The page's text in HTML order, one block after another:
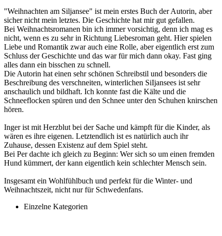
"Weihnachten am Siljansee" ist mein erstes Buch der Autorin, aber
sicher nicht mein letztes. Die Geschichte hat mir gut gefallen.
Bei Weihnachtsromanen bin ich immer vorsichtig, denn ich mag es
nicht, wenn es zu sehr in Richtung Liebesroman geht. Hier spielen
Liebe und Romantik zwar auch eine Rolle, aber eigentlich erst zum
Schluss der Geschichte und das war für mich dann okay. Fast ging
alles dann ein bisschen zu schnell.
Die Autorin hat einen sehr schönen Schreibstil und besonders die
Beschreibung des verschneiten, winterlichen SiIjansees ist sehr
anschaulich und bildhaft. Ich konnte fast die Kälte und die
Schneeflocken spüren und den Schnee unter den Schuhen knirschen
hören.
Inger ist mit Herzblut bei der Sache und kämpft für die Kinder, als
wären es ihre eigenen. Letztendlich ist es natürlich auch ihr
Zuhause, dessen Existenz auf dem Spiel steht.
Bei Per dachte ich gleich zu Beginn: Wer sich so um einen fremden
Hund kümmert, der kann eigentlich kein schlechter Mensch sein.
Insgesamt ein Wohlfühlbuch und perfekt für die Winter- und
Weihnachtszeit, nicht nur für Schwedenfans.
Einzelne Kategorien